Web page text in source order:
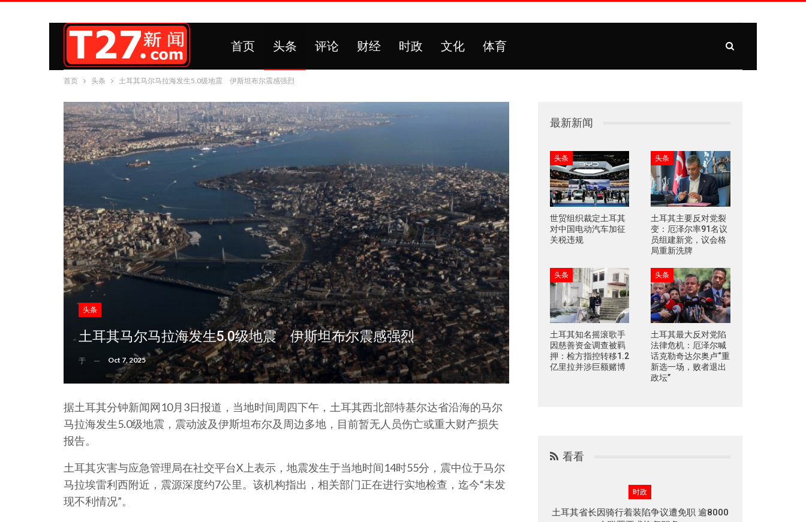
首页 头条 评论 财经 时政 文化 体育
首页 头条 土耳其马尔马拉海发生5.0级地震 伊斯坦布尔震感强烈
头条
土耳其马尔马拉海发生5.0级地震 伊斯坦布尔震感强烈
于 Oct 7, 2025
据土耳其分钟新闻网10月3日报道，当地时间周四下午，土耳其西北部特基尔达省沿海的马尔
马拉海发生5.0级地震，震动波及伊斯坦布尔及周边多地，目前暂无人员伤亡或重大财产损失
报告。
土耳其灾害与应急管理局在社交平台X上表示，地震发生于当地时间14时55分，震中位于马尔
马拉埃雷利西附近，震源深度约7公里。该机构指出，相关部门正在进行实地检查，迄今“未发
现不利情况”。
最新新闻
头条
世贸组织裁定土耳其
对中国电动汽车加征
关税违规
头条
土耳其主要反对党裂
变：厄泽尔率91名议
员组建新党，议会格
局重新洗牌
头条
土耳其知名摇滚歌手
因慈善资金调查被羁
押：检方指控转移1.2
亿里拉并涉巨额赌博
头条
土耳其最大反对党陷
法律危机：厄泽尔喊
话克勒奇达尔奥卢“重
新选一场，败者退出
政坛”
看看
时政
土耳其省长因骑行着装陷争议遭免职 逾8000